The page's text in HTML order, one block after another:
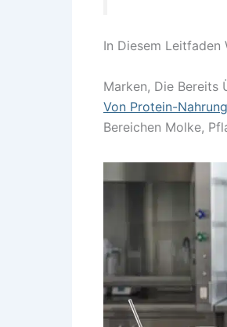
In Diesem
Marken, Die Bereits
Von Protein-
Bereichen Molke,